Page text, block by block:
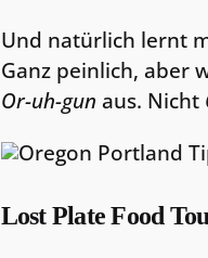
Und natürlich lernt
Ganz peinlich, aber
Or-uh-gun aus. Nicht
Lost Plate Food